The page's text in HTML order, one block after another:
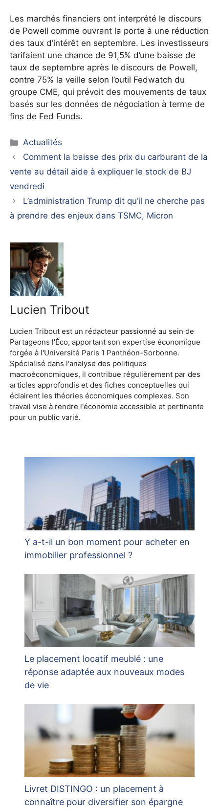
Les marchés financiers ont interprété le discours
de Powell comme ouvrant la porte à une réduction
des taux d’intérêt en septembre. Les investisseurs
tarifaient une chance de 91,5% d’une baisse de
taux de septembre après le discours de Powell,
contre 75% la veille selon l’outil Fedwatch du
groupe CME, qui prévoit des mouvements de taux
basés sur les données de négociation à terme de
fins de Fed Funds.
Catégories
Actualités
Comment la baisse des prix du carburant de la
vente au détail aide à expliquer le stock de BJ
vendredi
L’administration Trump dit qu’il ne cherche pas
à prendre des enjeux dans TSMC, Micron
Lucien Tribout
Lucien Tribout est un rédacteur passionné au sein de
Partageons l'Éco, apportant son expertise économique
forgée à l'Université Paris 1 Panthéon-Sorbonne.
Spécialisé dans l'analyse des politiques
macroéconomiques, il contribue régulièrement par des
articles approfondis et des fiches conceptuelles qui
éclairent les théories économiques complexes. Son
travail vise à rendre l'économie accessible et pertinente
pour un public varié.
Y a-t-il un bon moment pour acheter en
immobilier professionnel ?
Le placement locatif meublé : une
réponse adaptée aux nouveaux modes
de vie
Livret DISTINGO : un placement à
connaître pour diversifier son épargne